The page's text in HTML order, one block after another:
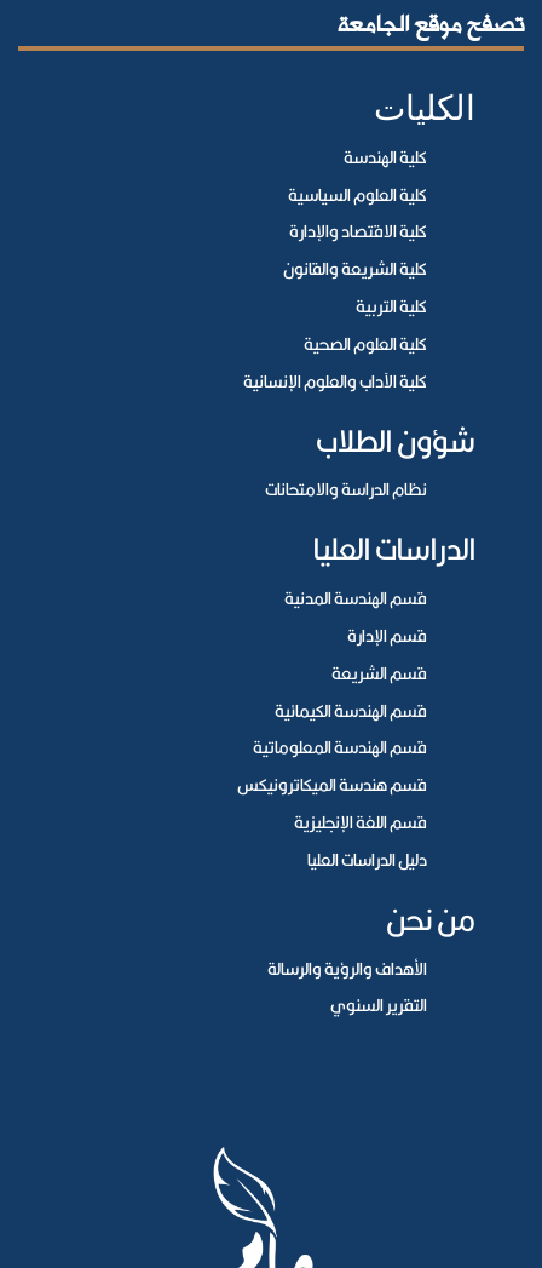
تصفح موقع الجامعة
الكليات
كلية الهندسة
كلية العلوم السياسية
كلية الاقتصاد والإدارة
كلية الشريعة والقانون
كلية التربية
كلية العلوم الصحية
كلية الآداب والعلوم الإنسانية
شؤون الطلاب
نظام الدراسة والامتحانات
الدراسات العليا
قسم الهندسة المدنية
قسم الإدارة
قسم الشريعة
قسم الهندسة الكيمائية
قسم الهندسة المعلوماتية
قسم هندسة الميكاترونيكس
قسم اللغة الإنجليزية
دليل الدراسات العليا
من نحن
الأهداف والرؤية والرسالة
التقرير السنوي